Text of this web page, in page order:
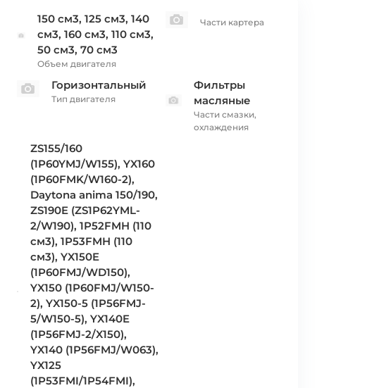
150 см3, 125 см3, 140
см3, 160 см3, 110 см3,
50 см3, 70 см3
Объем двигателя
Части картера
Горизонтальный
Тип двигателя
Фильтры
масляные
Части смазки,
охлаждения
ZS155/160
(1P60YMJ/W155), YX160
(1P60FMK/W160-2),
Daytona anima 150/190,
ZS190E (ZS1P62YML-
2/W190), 1P52FMH (110
см3), 1P53FMH (110
см3), YX150E
(1P60FMJ/WD150),
YX150 (1P60FMJ/W150-
2), YX150-5 (1P56FMJ-
5/W150-5), YX140E
(1P56FMJ-2/X150),
YX140 (1P56FMJ/W063),
YX125
(1P53FMI/1P54FMI),